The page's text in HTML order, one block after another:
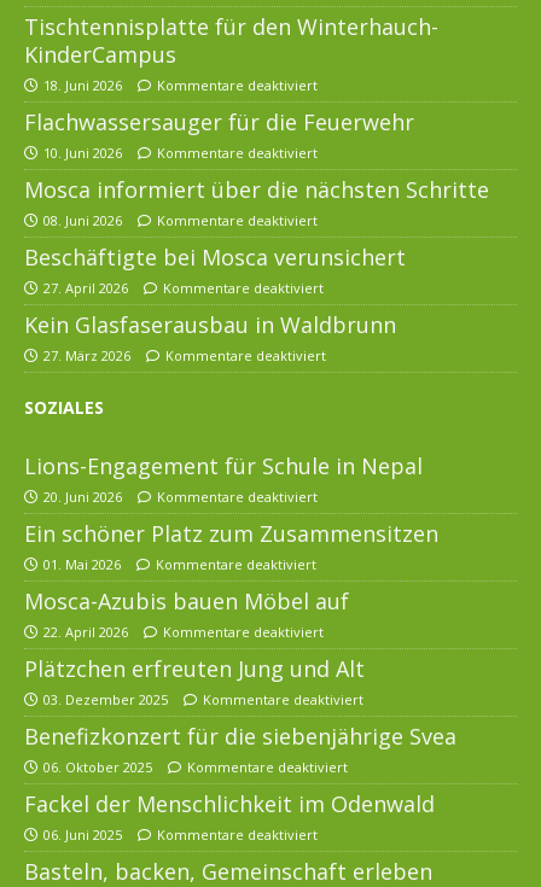
Tischtennisplatte für den Winterhauch-
KinderCampus
18. Juni 2026 Kommentare deaktiviert
Flachwassersauger für die Feuerwehr
10. Juni 2026 Kommentare deaktiviert
Mosca informiert über die nächsten Schritte
08. Juni 2026 Kommentare deaktiviert
Beschäftigte bei Mosca verunsichert
27. April 2026 Kommentare deaktiviert
Kein Glasfaserausbau in Waldbrunn
27. März 2026 Kommentare deaktiviert
SOZIALES
Lions-Engagement für Schule in Nepal
20. Juni 2026 Kommentare deaktiviert
Ein schöner Platz zum Zusammensitzen
01. Mai 2026 Kommentare deaktiviert
Mosca-Azubis bauen Möbel auf
22. April 2026 Kommentare deaktiviert
Plätzchen erfreuten Jung und Alt
03. Dezember 2025 Kommentare deaktiviert
Benefizkonzert für die siebenjährige Svea
06. Oktober 2025 Kommentare deaktiviert
Fackel der Menschlichkeit im Odenwald
06. Juni 2025 Kommentare deaktiviert
Basteln, backen, Gemeinschaft erleben